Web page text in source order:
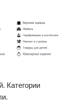
Категории